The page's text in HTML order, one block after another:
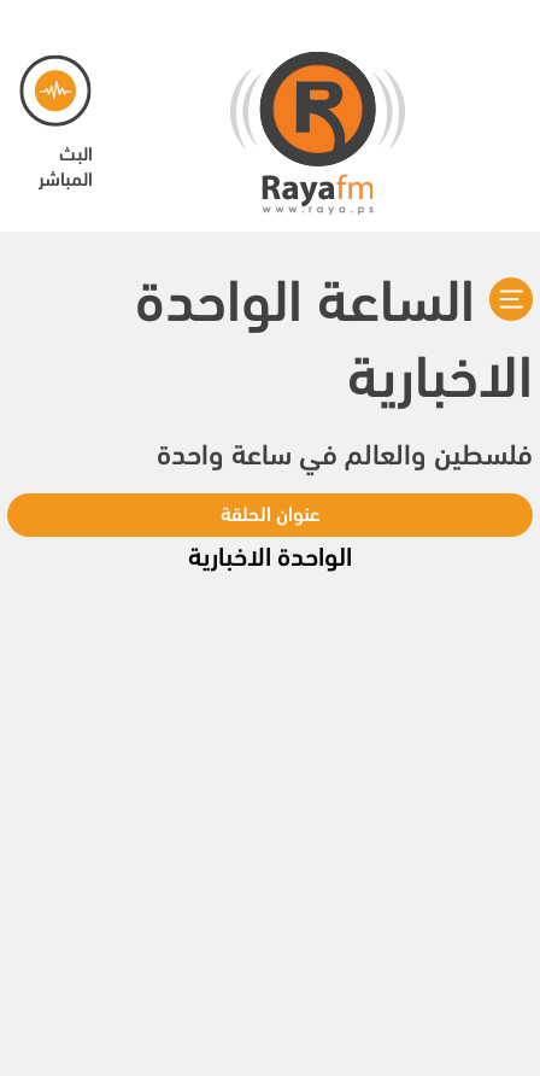
البث
المباشر
الساعة الواحدة
الاخبارية
فلسطين والعالم في ساعة واحدة
عنوان الحلقة
الواحدة الاخبارية